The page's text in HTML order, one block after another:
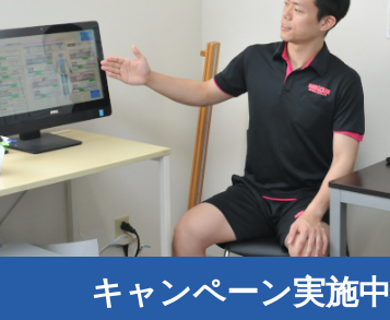
キャンペーン実施中